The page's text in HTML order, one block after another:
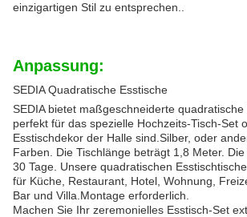
einzigartigen Stil zu entsprechen..
Anpassung:
SEDIA Quadratische Esstische
SEDIA bietet maßgeschneiderte quadratische
perfekt für das spezielle Hochzeits-Tisch-Set
Esstischdekor der Halle sind.Silber, oder
Farben. Die Tischlänge beträgt 1,8 Meter.
30 Tage. Unsere quadratischen
für Küche, Restaurant, Hotel, Wohnung,
Bar und Villa.Montage erforderlich.
Machen Sie Ihr zeremonielles Esstisch-Set